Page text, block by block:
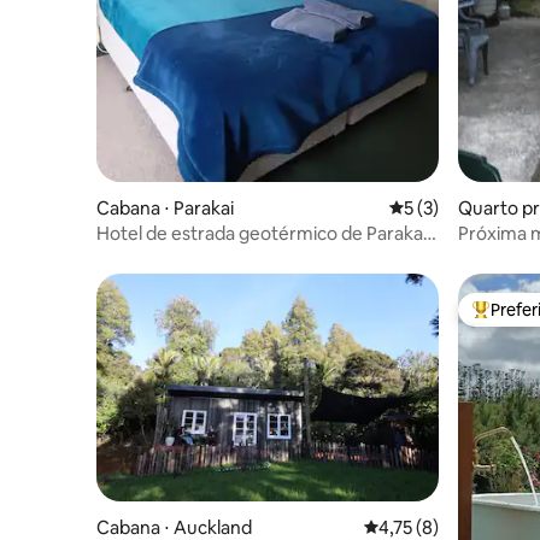
Cabana ⋅ Parakai 5 de uma
5 (3)
Hotel de estrada geotérmico de Parakai
Quarto
e
Próxima
Cabana ⋅ Auckland 4,75 de uma
4,75 (8)
Entre